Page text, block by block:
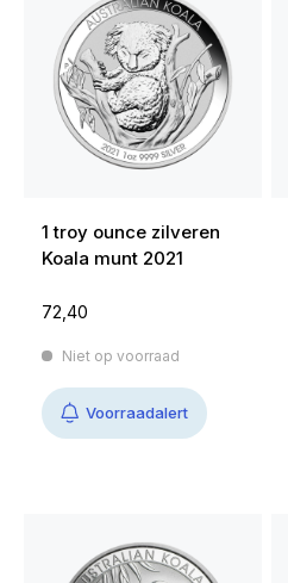
1 troy ounce zilveren
Koala munt 2021
72,40
Niet op voorraad
Voorraadalert